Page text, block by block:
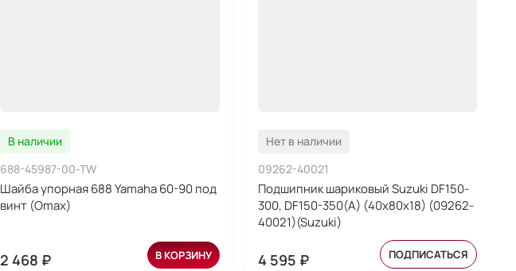
В наличии
688-45987-00-TW
Шайба упорная 688 Yamaha 60-90 под
винт (Omax)
2 468 ₽ В КОРЗИНУ
Нет в наличии
09262-40021
Подшипник шариковый Suzuki DF150-
300, DF150-350(A) (40x80x18) (09262-
40021)(Suzuki)
4 595 ₽ ПОДПИСАТЬСЯ